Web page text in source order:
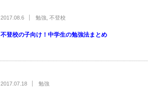
2017.08.6 勉強 不登校
不登校の子向け！中学生の勉強法まとめ
2017.07.18 勉強